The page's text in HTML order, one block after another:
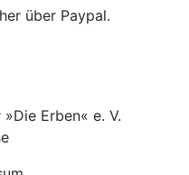
über Paypal.
Erben« e. V.